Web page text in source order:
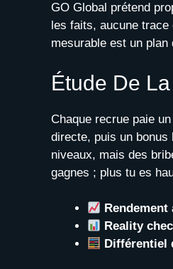
GO Global prétend
les faits, aucune
mesurable est un plan
Étude De
Chaque recrue paie
directe, puis un bonus
niveaux, mais des
gagnes ; plus tu es
Rendement
Reality
Différentiel